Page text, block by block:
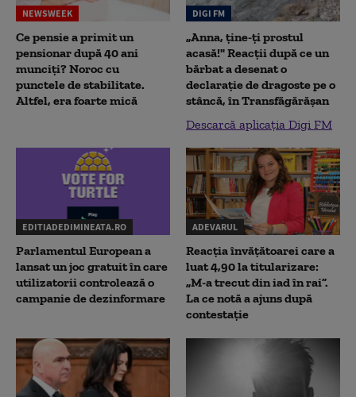
NEWSWEEK
Ce pensie a primit un
pensionar după 40 ani
munciți? Noroc cu
punctele de stabilitate.
Altfel, era foarte mică
DIGI FM
„Anna, ţine-ţi prostul
acasă!" Reacţii după ce un
bărbat a desenat o
declaraţie de dragoste pe o
stâncă, în Transfăgărăşan
Descarcă aplicația Digi FM
EDITIADEDIMINEATA.RO
Parlamentul European a
lansat un joc gratuit în care
utilizatorii controlează o
campanie de dezinformare
ADEVARUL
Reacția învățătoarei care a
luat 4,90 la titularizare:
„M-a trecut din iad în rai”.
La ce notă a ajuns după
contestație